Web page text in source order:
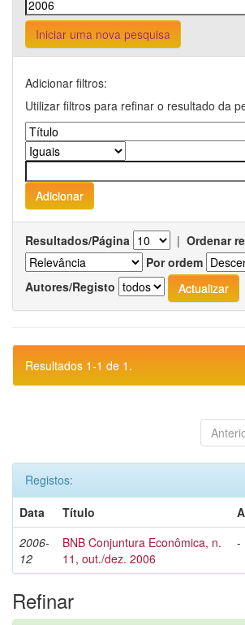
Iniciar uma nova pesquisa
Adicionar filtros:
Utilizar filtros para refinar o resultado da
Resultados/Página | Ordenar
Por ordem
Autores/Registo
Resultados 1-1 de 1.
Registos:
Data
Título
2006-
12
BNB Conjuntura Econômica, n.
11, out./dez. 2006
-
Refinar